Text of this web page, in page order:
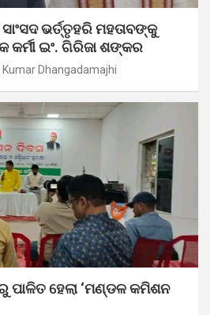
ଭର୍ତ୍ତୃହରି ମହତାବଙ୍କୁ
କର୍ମୀ ଇଂ. ଗିରିଜା ଶଙ୍କର
Kumar Dhangadamajhi
ପାଳିତ ହେଲା ‘ମଣ୍ଡଳ କମିଶନ